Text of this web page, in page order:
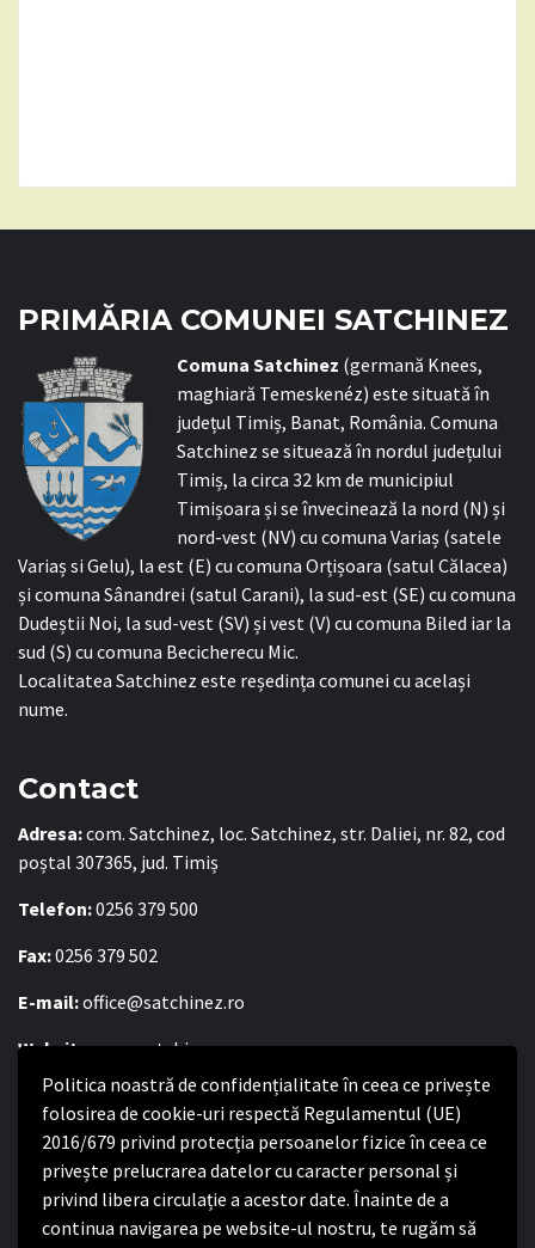
Politica noastră de confidențialitate în ceea ce privește
folosirea de cookie-uri respectă Regulamentul (UE)
2016/679 privind protecția persoanelor fizice în ceea ce
privește prelucrarea datelor cu caracter personal și
privind libera circulație a acestor date. Înainte de a
continua navigarea pe website-ul nostru, te rugăm să
PRIMĂRIA COMUNEI SATCHINEZ
Comuna Satchinez (germană Knees,
maghiară Temeskenéz) este situată în
județul Timiș, Banat, România. Comuna
Satchinez se situează în nordul județului
Timiș, la circa 32 km de municipiul
Timișoara și se învecinează la nord (N) și
nord-vest (NV) cu comuna Variaș (satele
Variaș si Gelu), la est (E) cu comuna Orțișoara (satul Călacea)
și comuna Sânandrei (satul Carani), la sud-est (SE) cu comuna
Dudeștii Noi, la sud-vest (SV) și vest (V) cu comuna Biled iar la
sud (S) cu comuna Becicherecu Mic.
Localitatea Satchinez este reședința comunei cu același
nume.
Contact
Adresa:com. Satchinez, loc. Satchinez, str. Daliei, nr. 82, cod
poștal 307365, jud. Timiș
Telefon:0256 379 500
Fax:0256 379 502
E-mail:office@satchinez.ro
Website:www.satchinez.ro
Program cu publicul:
Luni – Joi:8:00-16:30
Vineri:8:00 – 14:00